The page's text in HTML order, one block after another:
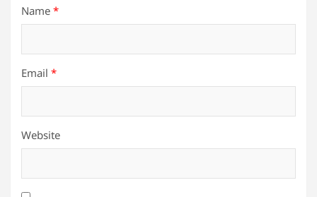
Name *
Email *
Website